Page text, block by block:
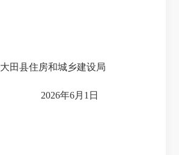
大田县住房和城乡建设局
2026年6月1日